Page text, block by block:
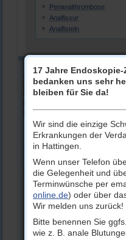
Perianalthrombose
Analfissur
Analfisteln
Andreas Schröder
Facharzt für Innere Medizin /
Prof. Dr. Andreas Tromm
Proktologie /
0 23 24 / 502-
gastro-hattingen@t-
Sprechstundenzeiten
Montag, Dienstag:
07:30 Uhr
Mittwoch:
07:30 Uhr
Donnerstag:
07:30 Uhr
14.00 Uhr
Freitag:
07:30 Uhr
17 Jahre
bedanken uns sehr
bleiben für Sie da!
Wir sind die einzige
Erkrankungen der
in Hattingen.
Wenn unser Telefon
die Gelegenheit und
Terminwünsche per
online.de) oder über
Wir melden uns zurück!
Bitte benennen Sie
wie z. B. anale